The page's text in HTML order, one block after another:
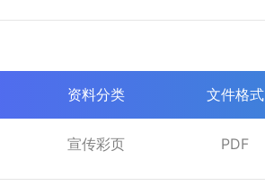
资料分类 文件格式
宣传彩页 PDF